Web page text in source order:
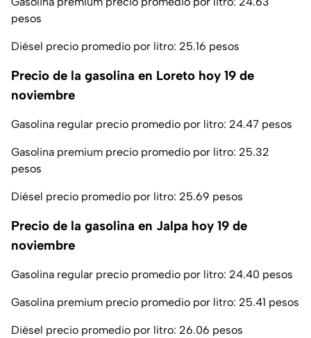
pesos
Diésel precio promedio por litro: 25.16 pesos
Precio de la gasolina en Loreto hoy 19 de
noviembre
Gasolina regular precio promedio por litro: 24.47 pesos
Gasolina premium precio promedio por litro: 25.32
pesos
Diésel precio promedio por litro: 25.69 pesos
Precio de la gasolina en Jalpa hoy 19 de
noviembre
Gasolina regular precio promedio por litro: 24.40 pesos
Gasolina premium precio promedio por litro: 25.41 pesos
Diésel precio promedio por litro: 26.06 pesos